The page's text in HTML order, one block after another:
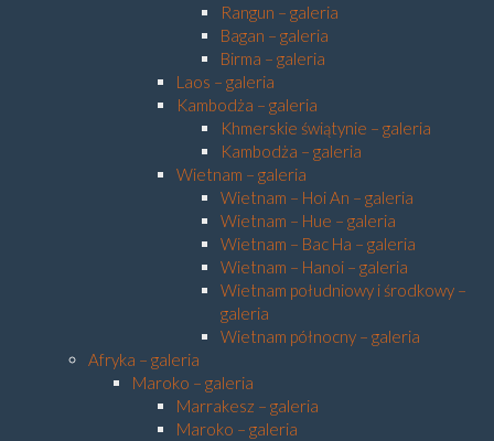
Rangun – galeria
Bagan – galeria
Birma – galeria
Laos – galeria
Kambodża – galeria
Khmerskie świątynie – galeria
Kambodża – galeria
Wietnam – galeria
Wietnam – Hoi An – galeria
Wietnam – Hue – galeria
Wietnam – Bac Ha – galeria
Wietnam – Hanoi – galeria
Wietnam południowy i środkowy –
galeria
Wietnam północny – galeria
Afryka – galeria
Maroko – galeria
Marrakesz – galeria
Maroko – galeria